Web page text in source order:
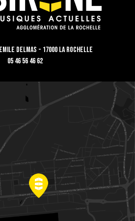
Delmas - 17000 La Rochelle
05 46 56 46 62